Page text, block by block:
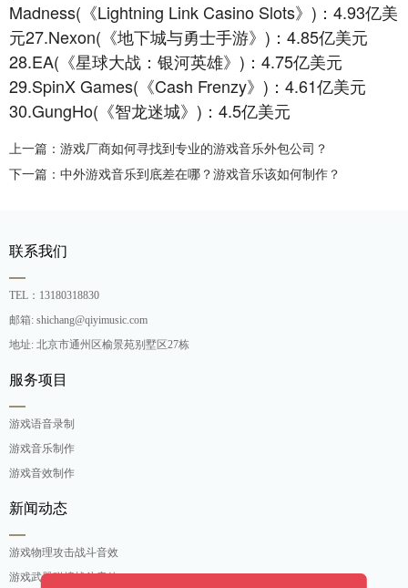
Madness(《Lightning Link Casino Slots》)：4.93亿美
元27.Nexon(《地下城与勇士手游》)：4.85亿美元
28.EA(《星球大战：银河英雄》)：4.75亿美元
29.SpinX Games(《Cash Frenzy》)：4.61亿美元
30.GungHo(《智龙迷城》)：4.5亿美元
上一篇：游戏厂商如何寻找到专业的游戏音乐外包公司？
下一篇：中外游戏音乐到底差在哪？游戏音乐该如何制作？
联系我们
TEL：13180318830
邮箱: shichang@qiyimusic.com
地址: 北京市通州区榆景苑别墅区27栋
服务项目
游戏语音录制
游戏音乐制作
游戏音效制作
新闻动态
游戏物理攻击战斗音效
游戏武器碰撞战斗音效